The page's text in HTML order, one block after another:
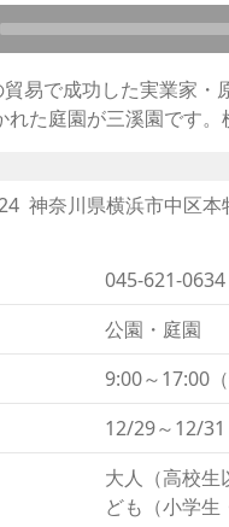
易で成功した実業家・
れた庭園が三溪園です。
の建築と庭園が見られ
集めています。臨春閣
ています。
られる名所としても知
ど季節の移り変わりを
花の見頃には観梅会、
、多くの人で賑わいま
処があり休憩もできま
食事を楽しみながらゆ
神奈川県横浜市中区本
045-621-0634
公園・庭園
9:00～17:00
12/29～12/31
大人（高校生
ども（小学生